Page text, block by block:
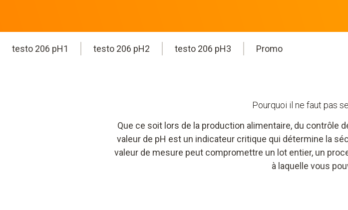
testo 206 pH1 testo 206 pH2 testo 206 pH3 Promo
Pourquoi il ne faut pas
Que ce soit lors de la production alimentaire, du contrôle
valeur de pH est un indicateur critique qui détermine la
valeur de mesure peut compromettre un lot entier, un
à laquelle vous